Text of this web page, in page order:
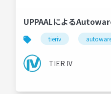
UPPAALによる
tieriv
TIER IV